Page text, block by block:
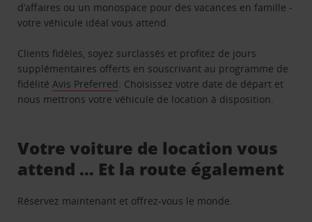
d’affaires ou un monospace pour des vacances en famille -
votre véhicule idéal vous attend.
Clients fidèles, soyez surclassés et profitez de jours
supplémentaires offerts en souscrivant au programme de
fidélitéAvis Preferred. Choisissez votre date de départ et
nous mettrons votre véhicule de location à disposition.
Votre voiture de location vous
attend … Et la route également
Réservez maintenant et offrez-vous le monde.